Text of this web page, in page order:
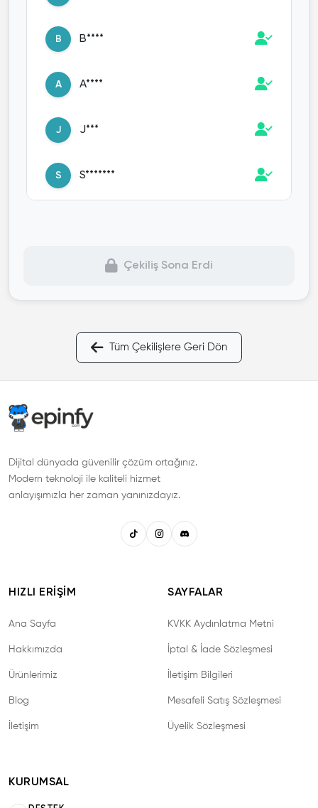
B B****
A A****
J J***
S S*******
K K**
G
M
B
Çekiliş Sona Erdi
Tüm Çekilişlere Geri Dön
Dijital dünyada güvenilir çözüm ortağınız.
Modern teknoloji ile kaliteli hizmet
anlayışımızla her zaman yanınızdayız.
HIZLI ERIŞIM
Ana Sayfa
Hakkımızda
Ürünlerimiz
Blog
İletişim
SAYFALAR
KVKK Aydınlatma Metni
İptal & İade Sözleşmesi
İletişim Bilgileri
Mesafeli Satış Sözleşmesi
Üyelik Sözleşmesi
KURUMSAL